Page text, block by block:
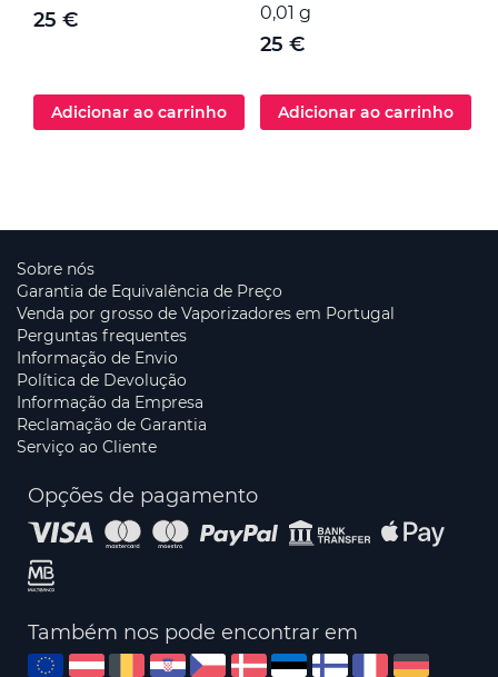
25 €
Adicionar ao carrinho
0,01 g
25 €
Adicionar ao carrinho
Sobre nós
Garantia de Equivalência de Preço
Venda por grosso de Vaporizadores em Portugal
Perguntas frequentes
Informação de Envio
Política de Devolução
Informação da Empresa
Reclamação de Garantia
Serviço ao Cliente
Opções de pagamento
Também nos pode encontrar em